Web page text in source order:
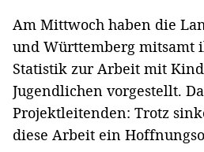
Am Mittwoch haben die
und Württemberg mitsamt
Statistik zur Arbeit mit
Jugendlichen vorgestellt.
Projektleitenden: Trotz
diese Arbeit ein